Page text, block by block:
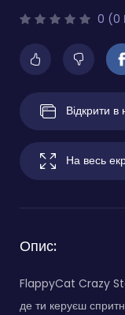
0 (0
Відкрити в
На весь
Опис:
FlappyCat Crazy
де ти керуєш